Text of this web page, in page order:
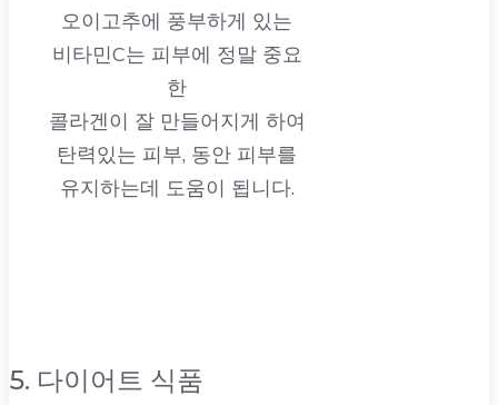
오이고추에 풍부하게 있는
비타민C는 피부에 정말 중요
한
콜라겐이 잘 만들어지게 하여
탄력있는 피부, 동안 피부를
유지하는데 도움이 됩니다.
5. 다이어트 식품